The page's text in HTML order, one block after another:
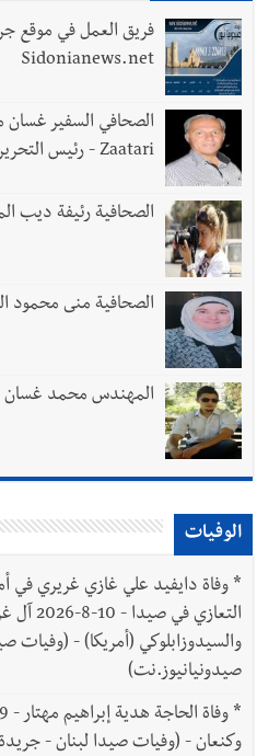
فريق العمل في موقع
Sidonianews.net
Zaatari - رئيس التحرير
الصحافية رئيفة ديب
الصحافية منى محمود
المهندس محمد غسان
الوفيات
*
التعازي
والسيدوزابلوكي (أمريكا) - (وفيات
صيدونيانيوز.نت)
*
وكنعان - (وفيات صيدا لبنان -